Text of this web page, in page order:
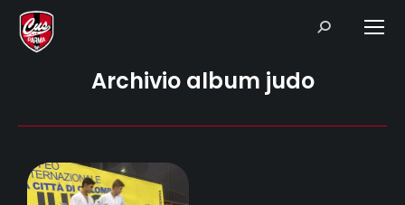
Search:
Archivio album judo